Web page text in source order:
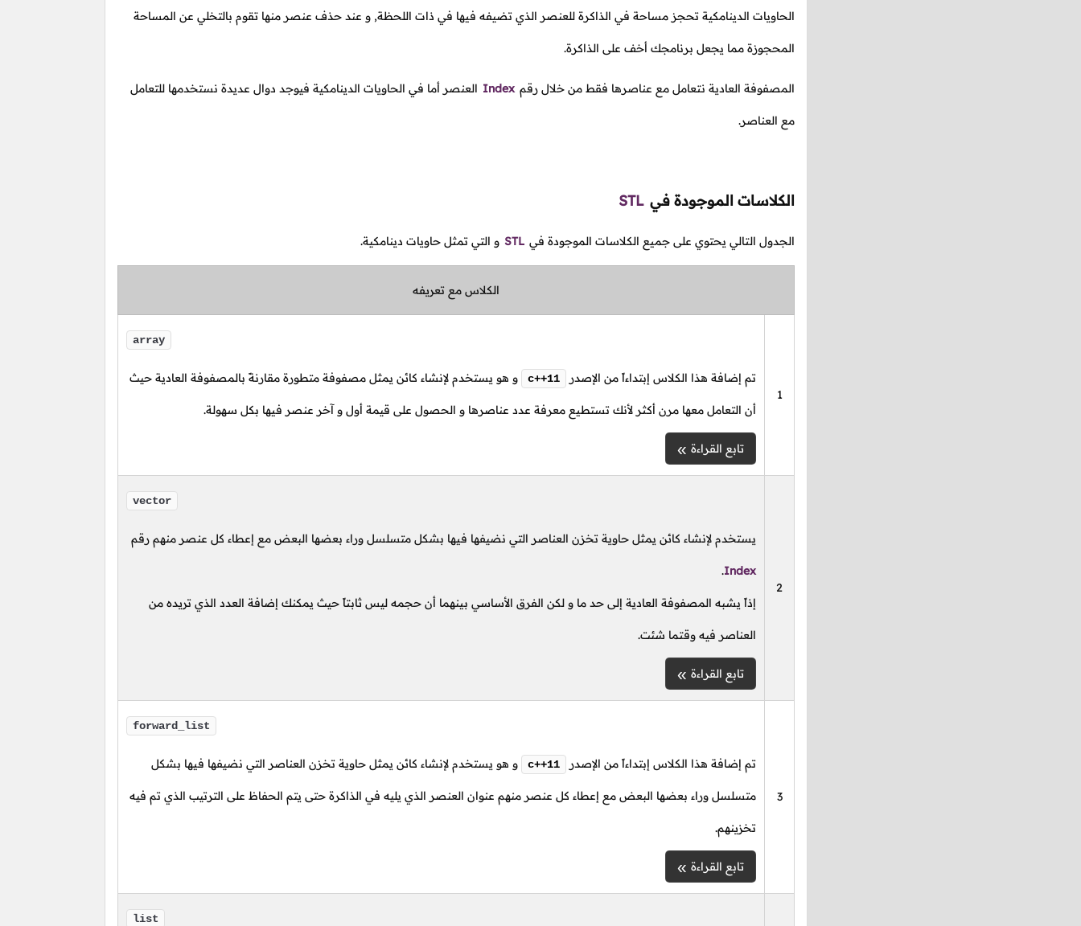
الحاويات الدينامكية تحجز مساحة في الذاكرة للعنصر الذي تضيفه فيها في ذات اللحظة, و عند حذف عنصر منها تقوم بالتخلي عن المساحة
المحجوزة مما يجعل برنامجك أخف على الذاكرة.
المصفوفة العادية نتعامل مع عناصرها فقط من خلال رقم Index العنصر أما في الحاويات الدينامكية فيوجد دوال عديدة نستخدمها للتعامل
مع العناصر.
الكلاسات الموجودة في STL
الجدول التالي يحتوي على جميع الكلاسات الموجودة في STL و التي تمثل حاويات دينامكية.
الكلاس مع تعريفه
1
array
تم إضافة هذا الكلاس إبتداءاً من الإصدر c++11 و هو يستخدم لإنشاء كائن يمثل مصفوفة متطورة مقارنةً بالمصفوفة العادية حيث
أن التعامل معها مرن أكثر لأنك تستطيع معرفة عدد عناصرها و الحصول على قيمة أول و آخر عنصر فيها بكل سهولة.
تابع القراءة
2
vector
يستخدم لإنشاء كائن يمثل حاوية تخزن العناصر التي نضيفها فيها بشكل متسلسل وراء بعضها البعض مع إعطاء كل عنصر منهم رقم
Index
.
إذاً يشبه المصفوفة العادية إلى حد ما و لكن الفرق الأساسي بينهما أن حجمه ليس ثابتاً حيث يمكنك إضافة العدد الذي تريده من
العناصر فيه وقتما شئت.
تابع القراءة
3
forward_list
تم إضافة هذا الكلاس إبتداءاً من الإصدر c++11 و هو يستخدم لإنشاء كائن يمثل حاوية تخزن العناصر التي نضيفها فيها بشكل
متسلسل وراء بعضها البعض مع إعطاء كل عنصر منهم عنوان العنصر الذي يليه في الذاكرة حتى يتم الحفاظ على الترتيب الذي تم فيه
تخزينهم.
تابع القراءة
list